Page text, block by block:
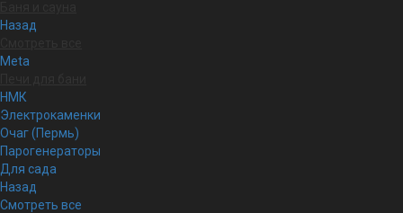
Назад
Meta
НМК
Электрокаменки
Очаг (Пермь)
Парогенераторы
Для сада
Назад
Смотреть все